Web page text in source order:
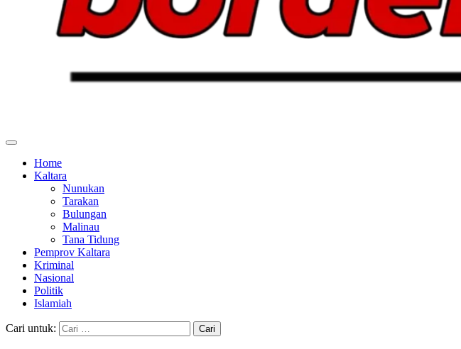
Home
Kaltara
Nunukan
Tarakan
Bulungan
Malinau
Tana Tidung
Pemprov Kaltara
Kriminal
Nasional
Politik
Islamiah
Cari untuk: